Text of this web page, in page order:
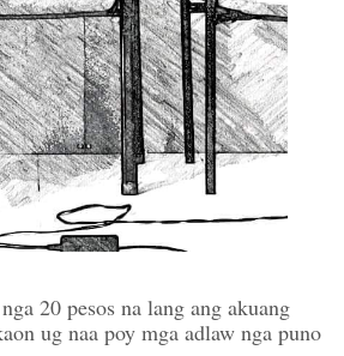
20 pesos na lang ang akuang
ug naa poy mga adlaw nga puno